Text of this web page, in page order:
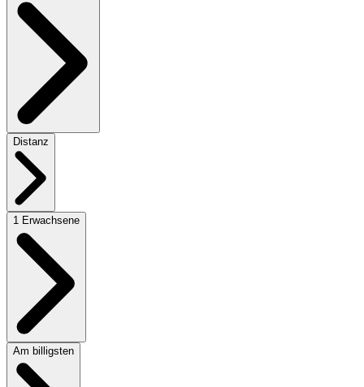
Distanz
1 Erwachsene
Am billigsten